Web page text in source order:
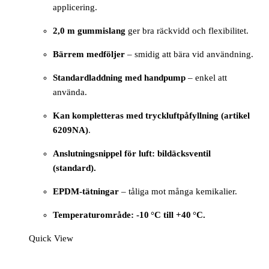
applicering.
2,0 m gummislang ger bra räckvidd och flexibilitet.
Bärrem medföljer – smidig att bära vid användning.
Standardladdning med handpump – enkel att
använda.
Kan kompletteras med tryckluftpåfyllning (artikel
6209NA).
Anslutningsnippel för luft: bildäcksventil
(standard).
EPDM-tätningar – tåliga mot många kemikalier.
Temperaturområde: -10 °C till +40 °C.
Quick View